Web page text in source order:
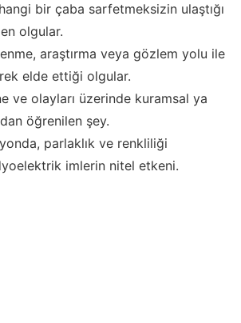
bir çaba sarfetmeksizin ulaştığı
olgular.
araştırma veya gözlem yolu ile
elde ettiği olgular.
ve olayları üzerinde kuramsal ya
öğrenilen şey.
parlaklık ve renkliliği
imlerin nitel etkeni.